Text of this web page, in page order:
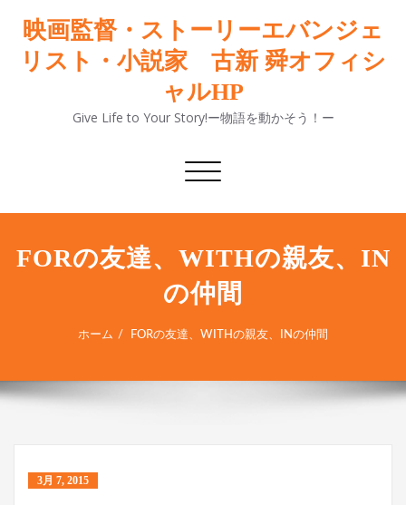
映画監督・ストーリーエバンジェ
リスト・小説家 古新 舜オフィシ
ャルHP
Give Life to Your Story!ー物語を動かそう！ー
ナ
ゲ
シ
ョ
ン
切
り
FORの友達、WITHの親友、IN
の仲間
ホーム FORの友達、WITHの親友、INの仲間
3月 7, 2015